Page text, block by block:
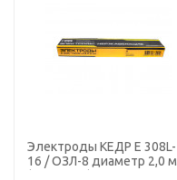
Электроды КЕДР E 308L-
16 / ОЗЛ-8 диаметр 2,0